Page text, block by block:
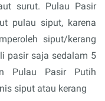
surut. Pulau Pasir
pulau siput, karena
siput/kerang
pasir saja sedalam 5
Pulau Pasir Putih
siput atau kerang